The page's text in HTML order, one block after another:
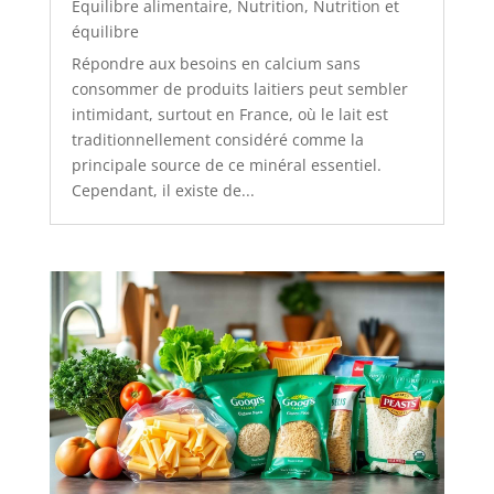
Équilibre alimentaire, Nutrition, Nutrition et
équilibre
Répondre aux besoins en calcium sans
consommer de produits laitiers peut sembler
intimidant, surtout en France, où le lait est
traditionnellement considéré comme la
principale source de ce minéral essentiel.
Cependant, il existe de...